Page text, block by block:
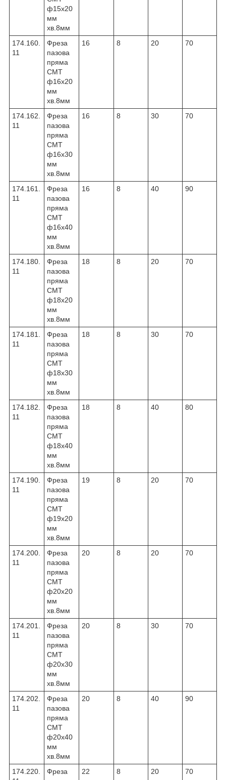
ф15х20
мм
хв.8мм
174.160.
11
Фреза
пазова
пряма
CMT
ф16х20
мм
хв.8мм
16 8 20 70
174.162.
11
Фреза
пазова
пряма
CMT
ф16х30
мм
хв.8мм
16 8 30 70
174.161.
11
Фреза
пазова
пряма
CMT
ф16х40
мм
хв.8мм
16 8 40 90
174.180.
11
Фреза
пазова
пряма
CMT
ф18х20
мм
хв.8мм
18 8 20 70
174.181.
11
Фреза
пазова
пряма
CMT
ф18х30
мм
хв.8мм
18 8 30 70
174.182.
11
Фреза
пазова
пряма
CMT
ф18х40
мм
хв.8мм
18 8 40 80
174.190.
11
Фреза
пазова
пряма
CMT
ф19х20
мм
хв.8мм
19 8 20 70
174.200.
11
Фреза
пазова
пряма
CMT
ф20х20
мм
хв.8мм
20 8 20 70
174.201.
11
Фреза
пазова
пряма
CMT
ф20х30
мм
хв.8мм
20 8 30 70
174.202.
11
Фреза
пазова
пряма
CMT
ф20х40
мм
хв.8мм
20 8 40 90
174.220.
Фреза
22 8 20 70